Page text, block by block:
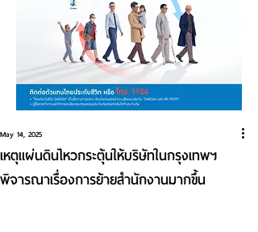
เหตุแผ่นดินไหวกระตุ้นให้บริษัทในกรุงเทพฯ
พิจารณาเรื่องการย้ายสำนักงานมากขึ้น
May 14, 2025